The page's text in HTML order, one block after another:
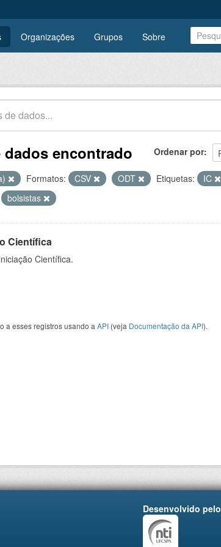
Organizações Grupos Sobre
Ordenar por
encontrado
Formatos: CSV ODT Etiquetas:
IC
bolsistas
Científica
Científica.
a esses registros usando a API (veja Documentação da API).
Desenvolvido pelo